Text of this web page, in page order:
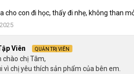
Màu sắc thời trang của
riêng biệt:
và đáng yêu rất hợp với những bé
cho con đi học, thấy đi nhẹ, không than
Viên QUẢN TRỊ VIÊN
chào chị Tâm,
vì chị yêu thích sản phẩm của bên em.